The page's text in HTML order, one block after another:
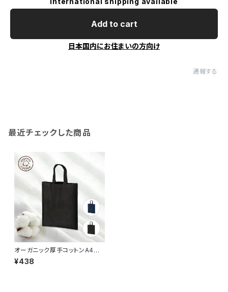
Add to cart
日本国内にお住まいの方向け
通報する
最近チェックした商品
オーガニック厚手コットンA4フラ
ットバッグ MG
¥438